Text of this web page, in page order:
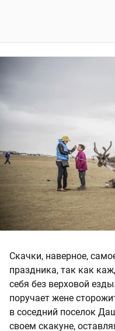
Скачки, наверное,
праздника, так как
себя без верховой
поручает жене
в соседний поселок
своем скакуне,